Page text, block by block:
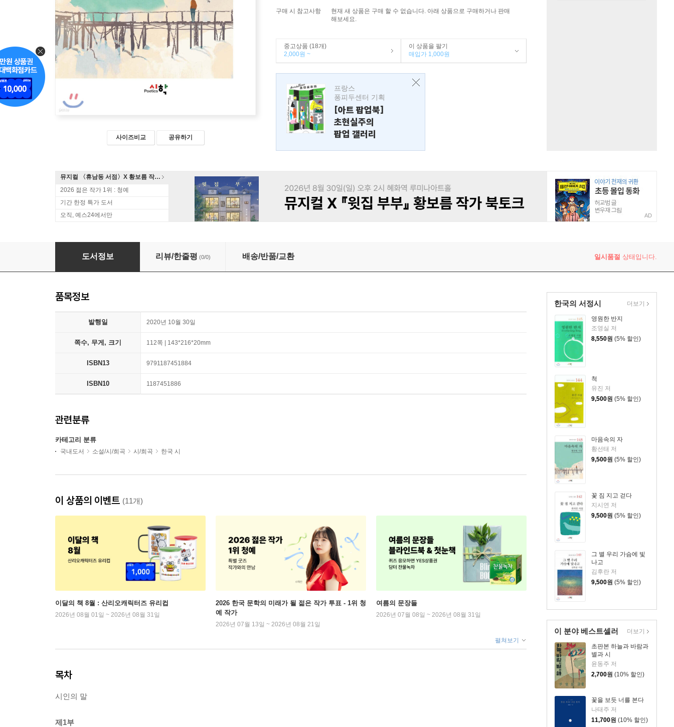
사이즈비교 공유하기
구매 시 참고사항
현재 새 상품은 구매 할 수 없습니다. 아래 상품으로 구매하거나 판매
해보세요.
중고상품 (18개)
2,000원 ~
이 상품을 팔기
매입가 1,000원
프랑스
퐁피두센터 기획
[아트 팝업북]
초현실주의
팝업 갤러리
뮤지컬 〈휴남동 서점〉X 황보름 작가 북토크
2026 젊은 작가 1위 : 청예
기간 한정 특가 도서
오직, 예스24에서만
AD
마음속의 자
도서정보 리뷰/한줄평 (0/0) 배송/반품/교환 일시품절 상태입니다.
한국의 서정시
영원한 반지
조영실 저
8,550원 (5% 할인)
척
유진 저
9,500원 (5% 할인)
마음속의 자
황선태 저
9,500원 (5% 할인)
꽃 짐 지고 걷다
지시연 저
9,500원 (5% 할인)
그 별 우리 가슴에 빛
나고
김후란 저
9,500원 (5% 할인)
더보기
이 분야 베스트셀러
초판본 하늘과 바람과
별과 시
윤동주 저
2,700원 (10% 할인)
꽃을 보듯 너를 본다
나태주 저
11,700원 (10% 할인)
더보기
품목정보
발행일 2020년 10월 30일
쪽수, 무게, 크기 112쪽 | 143*216*20mm
ISBN13 9791187451884
ISBN10 1187451886
관련분류
카테고리 분류
국내도서 소설/시/희곡 시/희곡 한국 시
이 상품의 이벤트 (11개)
이달의 책 8월 : 산리오캐릭터즈 유리컵
2026년 08월 01일 ~ 2026년 08월 31일
2026 한국 문학의 미래가 될 젊은 작가 투표 - 1위 청
예 작가
2026년 07월 13일 ~ 2026년 08월 21일
여름의 문장들
2026년 07월 08일 ~ 2026년 08월 31일
펼쳐보기
목차
시인의 말
제1부